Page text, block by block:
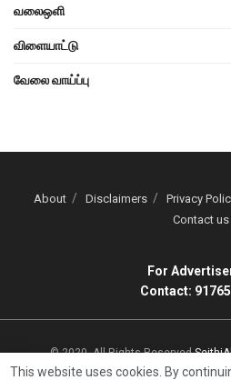
வலைஒளி
விளையாட்டு
வேலை வாய்ப்பு
About Disclaimers Privacy
Contact us
For
Contact:
© 2020, All Rights Reserved
This website uses cookies. By